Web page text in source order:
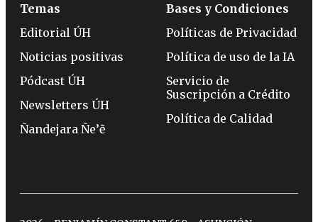
Temas
Editorial ÚH
Noticias positivas
Pódcast ÚH
Newsletters ÚH
Ñandejara Ñe’ẽ
Bases y Condiciones
Políticas de Privacidad
Política de uso de la IA
Servicio de
Suscripción a Crédito
Política de Calidad